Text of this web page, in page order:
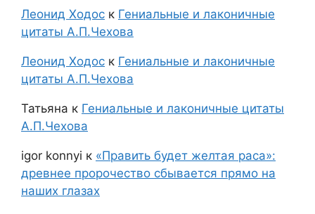
Леонид Ходос к Гениальные и лаконичные
цитаты А.П.Чехова
Леонид Ходос к Гениальные и лаконичные
цитаты А.П.Чехова
Татьяна к Гениальные и лаконичные цитаты
А.П.Чехова
igor konnyi к «Править будет желтая раса»:
древнее пророчество сбывается прямо на
наших глазах